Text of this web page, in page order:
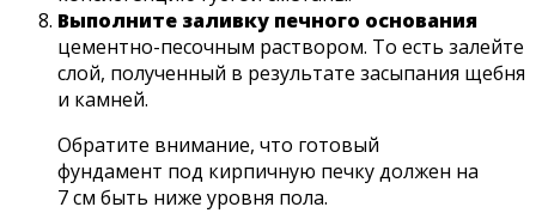
Выполните заливку печного основания
цементно-песочным раствором. То есть залейте
слой, полученный в результате засыпания щебня
и камней.
Обратите внимание, что готовый
фундамент под кирпичную печку должен на
7 см быть ниже уровня пола.